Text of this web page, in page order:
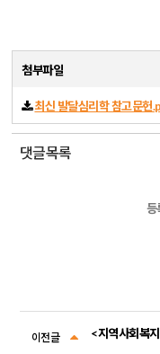
첨부파일
최신 발달심리학 참고문헌
댓글목록
등
이전글